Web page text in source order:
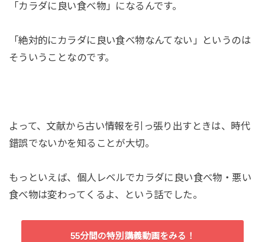
「カラダに良い食べ物」になるんです。
「絶対的にカラダに良い食べ物なんてない」というのは
そういうことなのです。
よって、文献から古い情報を引っ張り出すときは、時代
錯誤でないかを知ることが大切。
もっといえば、個人レベルでカラダに良い食べ物・悪い
食べ物は変わってくるよ、という話でした。
55分間の特別講義動画をみる！